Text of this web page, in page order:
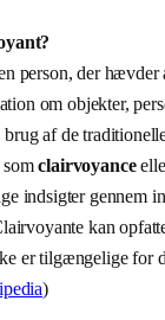
person, der hævder
om objekter,
af de
somclairvoyance
indsigter gennem
kan
er tilgængelige for
)